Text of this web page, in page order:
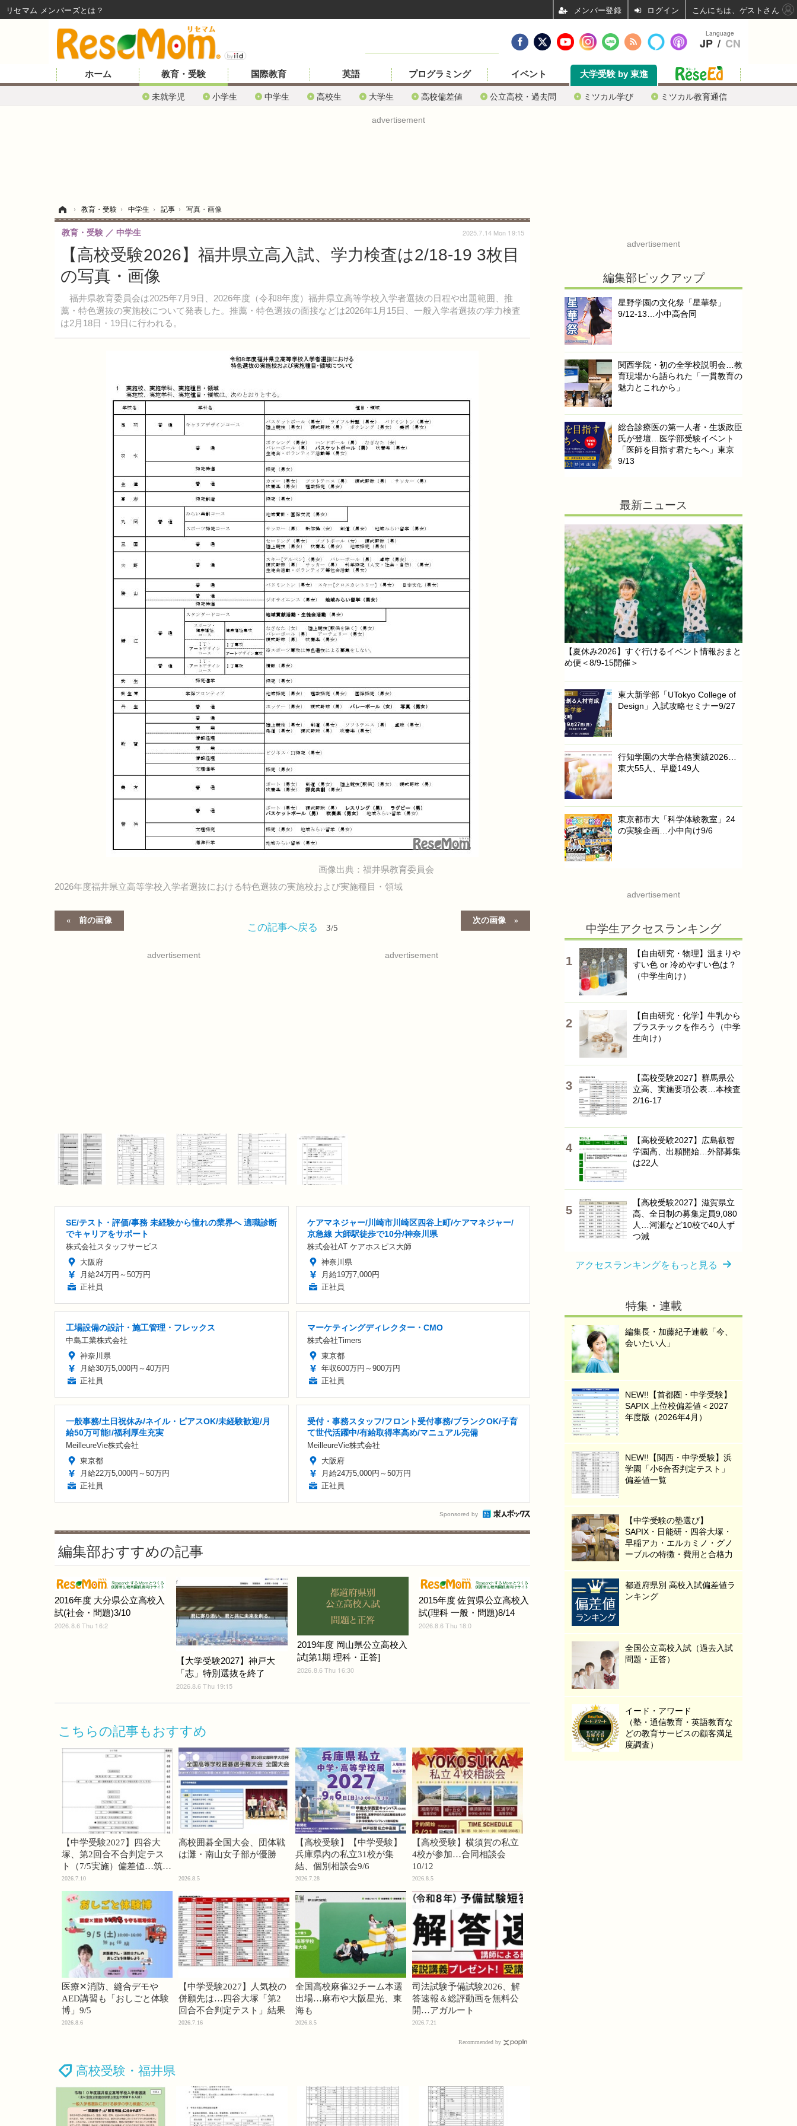
ホーム 教育・受験
未就学児 小学生 中学生 高校生 大学生 高校偏差値 公立高校・過去問 ミツカル学び ミツカル教育通信
国際教育 英語 プログラミング イベント 大学受験 by 東進
advertisement
› 教育・受験 › 中学生 › 記事 › 写真・画像
【高校受験2026】福井県立高入試、学力検査は2/18-19 3枚目
の写真・画像
福井県教育委員会は2025年7月9日、2026年度（令和8年度）福井県立高等学校入学者選抜の日程や出題範囲、推
薦・特色選抜の実施校について発表した。推薦・特色選抜の面接などは2026年1月15日、一般入学者選抜の学力検査
は2月18日・19日に行われる。
教育・受験 中学生 2025.7.14 Mon 19:15
画像出典：福井県教育委員会
2026年度福井県立高等学校入学者選抜における特色選抜の実施校および実施種目・領域
前の画像 次の画像
この記事へ戻る 3/5
advertisement advertisement
SE/テスト・評価/事務 未経験から憧れの業界へ 適職診断
でキャリアをサポート
株式会社スタッフサービス
大阪府
月給24万円～50万円
正社員
ケアマネジャー/川崎市川崎区四谷上町/ケアマネジャー/
京急線 大師駅徒歩で10分/神奈川県
株式会社AT ケアホスピス大師
神奈川県
月給19万7,000円
正社員
工場設備の設計・施工管理・フレックス
中島工業株式会社
神奈川県
月給30万5,000円～40万円
正社員
マーケティングディレクター・CMO
株式会社Timers
東京都
年収600万円～900万円
正社員
一般事務/土日祝休み/ネイル・ピアスOK/未経験歓迎/月
給50万可能!/福利厚生充実
MeilleureVie株式会社
東京都
月給22万5,000円～50万円
正社員
受付・事務スタッフ/フロント受付事務/ブランクOK/子育
て世代活躍中/有給取得率高め/マニュアル完備
MeilleureVie株式会社
大阪府
月給24万5,000円～50万円
正社員
Sponsored by
編集部おすすめの記事
2016年度 大分県公立高校入
試(社会・問題)3/10
2026.8.6 Thu 16:2
【大学受験2027】神戸大
「志」特別選抜を終了
2026.8.6 Thu 19:15
2019年度 岡山県公立高校入
試[第1期 理科・正答]
2026.8.6 Thu 16:30
2015年度 佐賀県公立高校入
試(理科 一般・問題)8/14
2026.8.6 Thu 18:0
こちらの記事もおすすめ
【中学受験2027】四谷大
塚、第2回合不合判定テス
ト（7/5実施）偏差値…筑駒
74・桜蔭70＜PR＞
2026.7.10
高校囲碁全国大会、団体戦
は灘・南山女子部が優勝
2026.8.5
【高校受験】【中学受験】
兵庫県内の私立31校が集
結、個別相談会9/6
2026.7.28
【高校受験】横須賀の私立
4校が参加…合同相談会
10/12
2026.8.5
医療✕消防、縫合デモや
AED講習も「おしごと体験
博」9/5
2026.8.6
【中学受験2027】人気校の
併願先は…四谷大塚「第2
回合不合判定テスト」結果
2026.7.16
全国高校麻雀32チーム本選
出場…麻布や大阪星光、東
海も
2026.8.5
司法試験予備試験2026、解
答速報＆総評動画を無料公
開…アガルート
2026.7.21
Recommended by
高校受験・福井県
advertisement
編集部ピックアップ
星野学園の文化祭「星華祭」
9/12-13…小中高合同
関西学院・初の全学校説明会…教
育現場から語られた「一貫教育の
魅力とこれから」
総合診療医の第一人者・生坂政臣
氏が登壇…医学部受験イベント
「医師を目指す君たちへ」東京
9/13
最新ニュース
【夏休み2026】すぐ行けるイベント情報おまと
め便＜8/9-15開催＞
東大新学部「UTokyo College of
Design」入試攻略セミナー9/27
行知学園の大学合格実績2026…
東大55人、早慶149人
東京都市大「科学体験教室」24
の実験企画…小中向け9/6
advertisement
中学生アクセスランキング
【自由研究・物理】温まりや
すい色 or 冷めやすい色は？
（中学生向け）
【自由研究・化学】牛乳から
プラスチックを作ろう（中学
生向け）
【高校受験2027】群馬県公
立高、実施要項公表…本検査
2/16-17
【高校受験2027】広島叡智
学園高、出願開始…外部募集
は22人
【高校受験2027】滋賀県立
高、全日制の募集定員9,080
人…河瀬など10校で40人ず
つ減
アクセスランキングをもっと見る
特集・連載
編集長・加藤紀子連載「今、
会いたい人」
NEW!!【首都圏・中学受験】
SAPIX 上位校偏差値＜2027
年度版（2026年4月）
NEW!!【関西・中学受験】浜
学園「小6合否判定テスト」
偏差値一覧
【中学受験の塾選び】
SAPIX・日能研・四谷大塚・
早稲アカ・エルカミノ・グノ
ーブルの特徴・費用と合格力
都道府県別 高校入試偏差値ラ
ンキング
全国公立高校入試（過去入試
問題・正答）
イード・アワード
（塾・通信教育・英語教育な
どの教育サービスの顧客満足
度調査）
Language
JP / CN
リセマム メンバーズ ログイン こんにちは、ゲストさん